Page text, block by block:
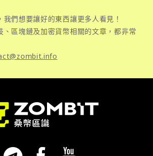
們想要讓好的東西讓更多人看見！
、區塊鏈及加密貨幣相關的文章，都非常